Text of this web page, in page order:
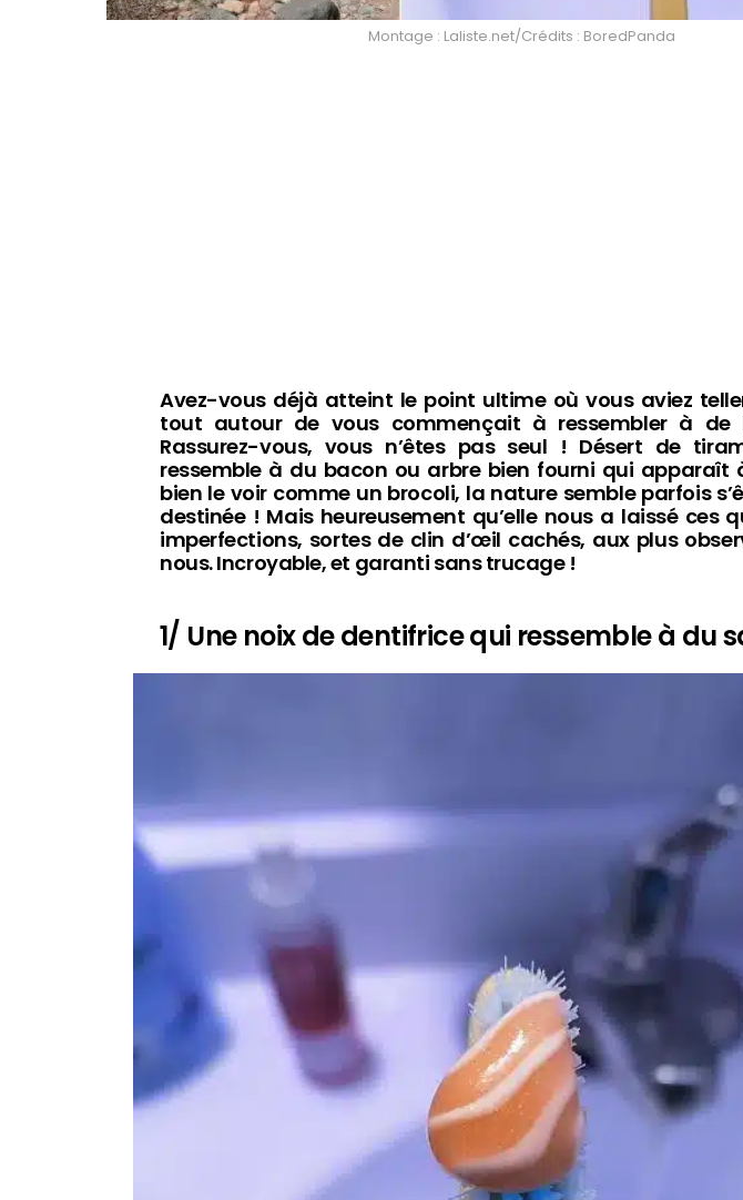
Montage : Laliste.net/Crédits : BoredPanda
Avez-vous déjà atteint le point ultime où vous aviez
tout autour de vous commençait à ressembler à de
Rassurez-vous, vous n’êtes pas seul ! Désert de
ressemble à du bacon ou arbre bien fourni qui apparaît
bien le voir comme un brocoli, la nature semble parfois
destinée ! Mais heureusement qu’elle nous a laissé ces
imperfections, sortes de clin d’œil cachés, aux plus
nous. Incroyable, et garanti sans trucage !
1/ Une noix de dentifrice qui ressemble à du